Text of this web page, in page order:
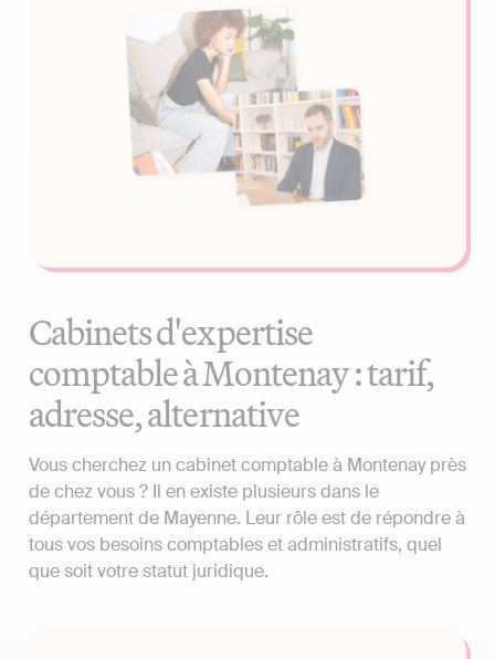
Cabinets d'expertise
comptable à Montenay : tarif,
adresse, alternative
Vous cherchez un cabinet comptable à Montenay près
de chez vous ? Il en existe plusieurs dans le
département de Mayenne. Leur rôle est de répondre à
tous vos besoins comptables et administratifs, quel
que soit votre statut juridique.